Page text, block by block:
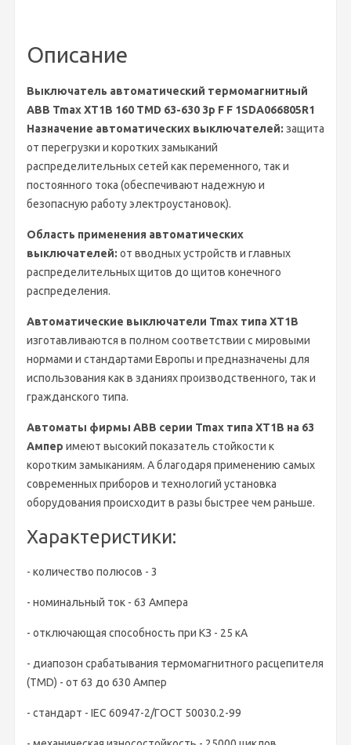
Описание
Выключатель автоматический термомагнитный
ABB Tmax XT1B 160 TMD 63-630 3p F F 1SDA066805R1
Назначение автоматических выключателей: защита
от перегрузки и коротких замыканий
распределительных сетей как переменного, так и
постоянного тока (обеспечивают надежную и
безопасную работу электроустановок).
Область применения автоматических
выключателей: от вводных устройств и главных
распределительных щитов до щитов конечного
распределения.
Автоматические выключатели Tmax типа XT1B
изготавливаются в полном соответствии с мировыми
нормами и стандартами Европы и предназначены для
использования как в зданиях производственного, так и
гражданского типа.
Автоматы фирмы ABB серии Tmax типа XT1B на 63
Aмпер имеют высокий показатель стойкости к
коротким замыканиям. А благодаря применению самых
современных приборов и технологий установка
оборудования происходит в разы быстрее чем раньше.
Характеристики:
- количество полюсов - 3
- номинальный ток - 63 Ампера
- отключающая способность при КЗ - 25 кА
- диапозон срабатывания термомагнитного расцепителя
(TMD) - от 63 до 630 Ампер
- стандарт - IEC 60947-2/ГОСТ 50030.2-99